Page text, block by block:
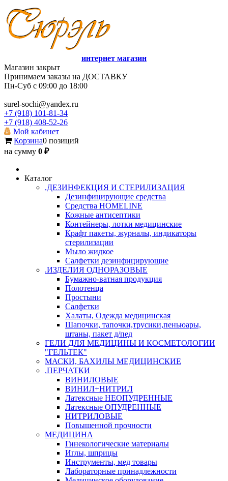
интернет магазин
Магазин закрыт
Принимаем заказы на ДОСТАВКУ
Пн-Суб с 09:00 до 18:00
surel-sochi@yandex.ru
+7 (918) 101-81-34
+7 (918) 408-52-26
Мой кабинет
Корзина0 позиций
на сумму 0 ₽
Каталог
.ДЕЗИНФЕКЦИЯ И СТЕРИЛИЗАЦИЯ
Дезинфицирующие средства
Средства HOMELINE
Кожные антисептики
Контейнеры, лотки медицинские
Крафт пакеты, журналы, индикаторы
стерилизации
Мыло жидкое
Салфетки дезинфицирующие
.ИЗДЕЛИЯ ОДНОРАЗОВЫЕ
Бумажно-ватная продукция
Полотенца
Простыни
Салфетки
Халаты, Одежда медицинская
Шапочки, тапочки,трусики,пеньюары,
штаны, пакет д/пед
ГЕЛИ ДЛЯ МЕДИЦИНЫ И КОСМЕТОЛОГИИ
"ГЕЛЬТЕК"
МАСКИ, БАХИЛЫ МЕДИЦИНСКИЕ
.ПЕРЧАТКИ
ВИНИЛОВЫЕ
ВИНИЛ+НИТРИЛ
Латексные НЕОПУДРЕННЫЕ
Латексные ОПУДРЕННЫЕ
НИТРИЛОВЫЕ
Повышенной прочности
МЕДИЦИНА
Гинекологические материалы
Иглы, шприцы
Инструменты, мед товары
Лабораторные принадлежности